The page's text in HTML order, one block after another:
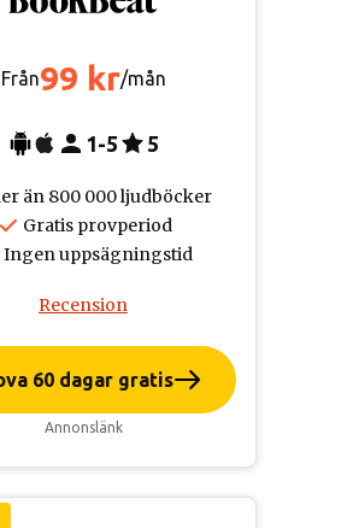
Från99 kr/mån
1-5 5
än 800 000 ljudböcker
Gratis provperiod
Ingen uppsägningstid
Recension
60 dagar gratis
Annonslänk